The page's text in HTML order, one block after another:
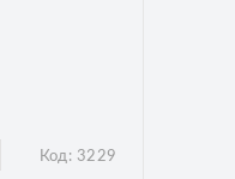
Код: 3229